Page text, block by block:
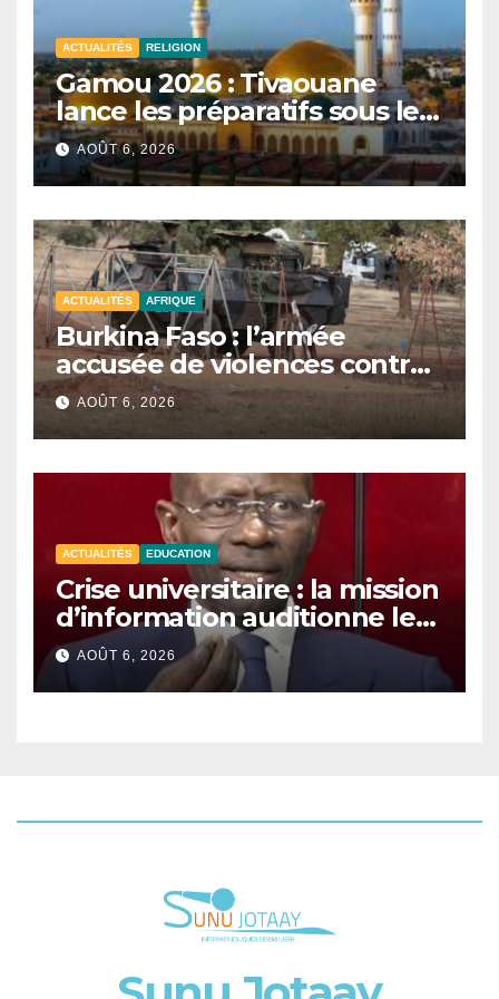
ACTUALITÉS RELIGION
Gamou 2026 : Tivaouane
lance les préparatifs sous le
signe de l’unité et du Tawhid.
AOÛT 6, 2026
ACTUALITÉS AFRIQUE
Burkina Faso : l’armée
accusée de violences contre
des civils après une attaque
jihadiste.
AOÛT 6, 2026
ACTUALITÉS EDUCATION
Crise universitaire : la mission
d’information auditionne le
ministre Boubacar Camara.
AOÛT 6, 2026